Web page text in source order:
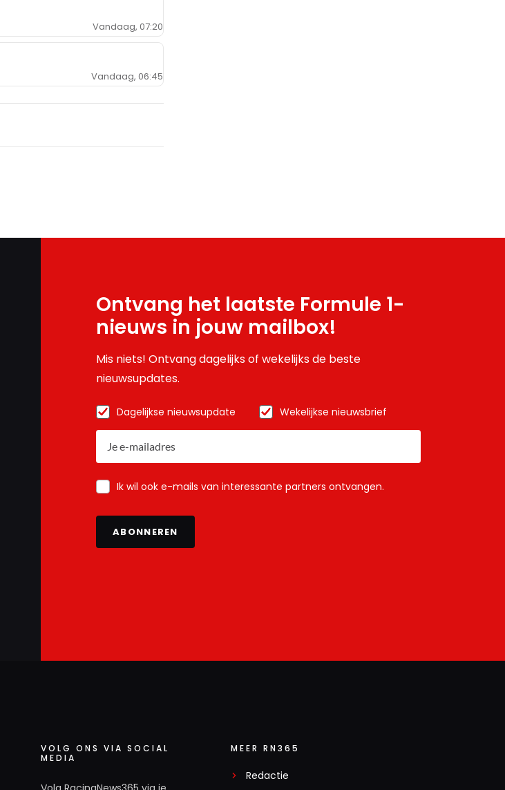
Vandaag, 07:20
Vandaag, 06:45
Ontvang het laatste Formule 1-
nieuws in jouw mailbox!
Mis niets! Ontvang dagelijks of wekelijks de beste
nieuwsupdates.
Dagelijkse nieuwsupdate Wekelijkse nieuwsbrief
Ik wil ook e-mails van interessante partners ontvangen.
ABONNEREN
VOLG ONS VIA SOCIAL
MEDIA
MEER RN365
Redactie